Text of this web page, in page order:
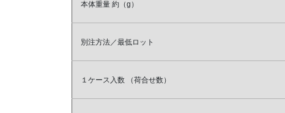
本体重量 約（g）
別注方法／最低ロット
１ケース入数 （荷合せ数）